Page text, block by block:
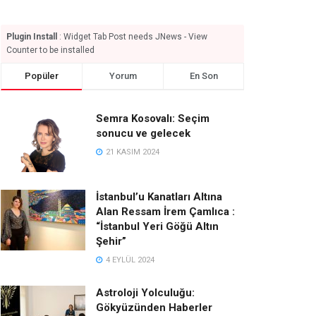
Plugin Install
: Widget Tab Post needs JNews - View
Counter to be installed
Popüler Yorum En Son
Semra Kosovalı: Seçim
sonucu ve gelecek
21 KASIM 2024
İstanbul’u Kanatları Altına
Alan Ressam İrem Çamlıca :
“İstanbul Yeri Göğü Altın
Şehir”
4 EYLÜL 2024
Astroloji Yolculuğu:
Gökyüzünden Haberler